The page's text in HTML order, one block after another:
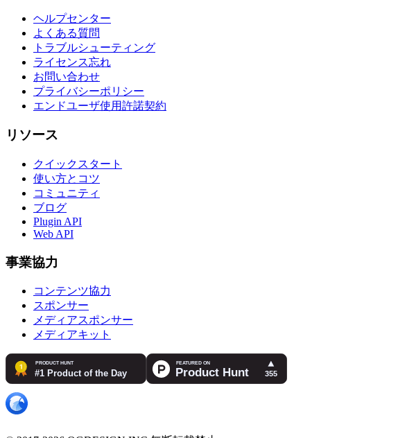
ヘルプセンター
よくある質問
トラブルシューティング
ライセンス忘れ
お問い合わせ
プライバシーポリシー
エンドユーザ使用許諾契約
リソース
クイックスタート
使い方とコツ
コミュニティ
ブログ
Plugin API
Web API
事業協力
コンテンツ協力
スポンサー
メディアスポンサー
メディアキット